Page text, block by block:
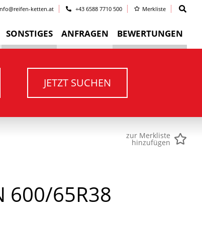
ketten.at +43 6588 7710 500 Merkliste
SONSTIGES ANFRAGEN BEWERTUNGEN
JETZT SUCHEN
zur Merkliste
hinzufügen
600/65R38